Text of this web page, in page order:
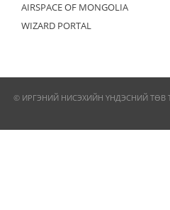
AIRSPACE OF MONGOLIA
WIZARD PORTAL
© ИРГЭНИЙ НИСЭХИЙН ҮНДЭСНИЙ ТӨВ